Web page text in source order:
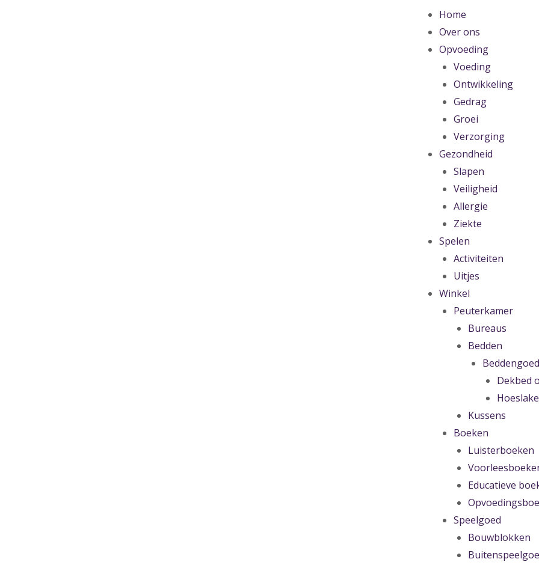
Home
Over ons
Opvoeding
Voeding
Ontwikkeling
Gedrag
Groei
Verzorging
Gezondheid
Slapen
Veiligheid
Allergie
Ziekte
Spelen
Activiteiten
Uitjes
Winkel
Peuterkamer
Bureaus
Bedden
Beddengoed
Dekbed
Kussens
Boeken
Luisterboeken
Educatieve
Speelgoed
Bouwblokken